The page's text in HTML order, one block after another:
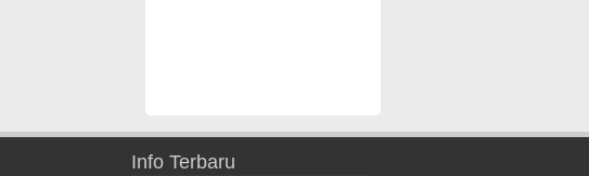
Info Terbaru